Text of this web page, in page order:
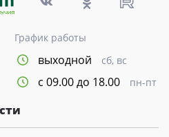
График работы
выходной сб, вс
с 09.00 до 18.00 пн-пт